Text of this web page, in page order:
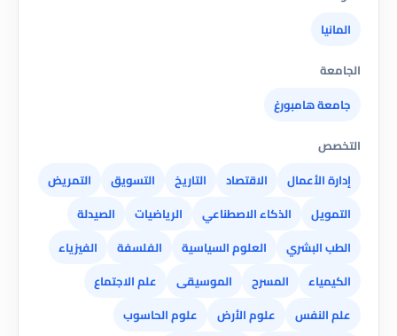
المانيا
الجامعة
جامعة هامبورغ
التخصص
إدارة الأعمال
الاقتصاد التاريخ التسويق
التمريض
التمويل
الذكاء الاصطناعي الرياضيات
الصيدلة
الطب البشري
العلوم السياسية الفلسفة
الفيزياء
الكيمياء
المسرح الموسيقى
علم الاجتماع
علم النفس
علوم الأرض
علوم الحاسوب